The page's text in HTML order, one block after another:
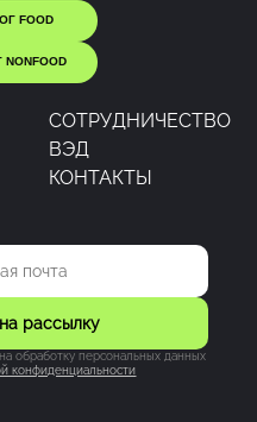
FOOD
CОТРУДНИЧЕСТВО
ВЭД
КОНТАКТЫ
рассылку
обработку персональных данных
конфиденциальности